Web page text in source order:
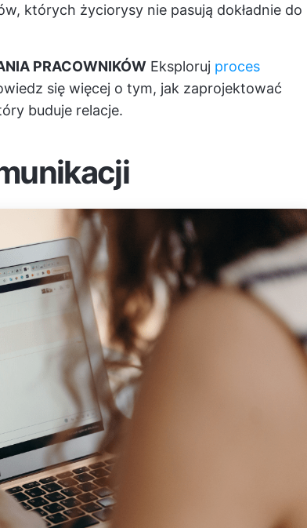
których życiorysy nie pasują dokładnie do
PRACOWNIKÓW Eksploruj proces
się więcej o tym, jak zaprojektować
buduje relacje.